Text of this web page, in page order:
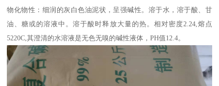
物化物性：细润的灰白色油泥状，呈强碱性。溶于水，溶于酸、甘
油、糖或的溶液中。溶于酸时释放大量的热。相对密度2.24,熔点
5220C,其澄清的水溶液是无色无嗅的碱性液体，PH值12.4。